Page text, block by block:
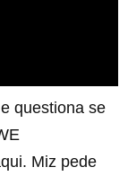
questiona se
Miz pede